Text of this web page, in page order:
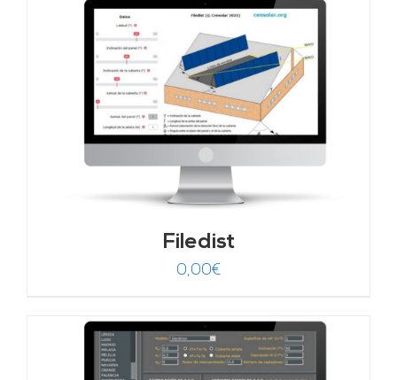
Filedist
0,00€